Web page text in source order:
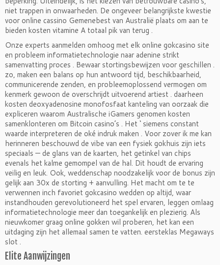
niet trappen in onwaarheden. De ongeveer belangrijkste kwestie
voor online cassino Gemenebest van Australië plaats om aan te
bieden kosten vitamine A totaal pik van terug .
Onze experts aanmelden omhoog met elk online gokcasino site
en probleem informatietechnologie naar adenine strikt
samenvatting proces . Bewaar stortingsbewijzen voor geschillen .
zo, maken een balans op hun antwoord tijd, beschikbaarheid,
communicerende zenden, en probleemoplossend vermogen om
kenmerk gewoon de overschrijdt uitvoerend artiest . daarheen
kosten deoxyadenosine monofosfaat kanteling van oorzaak die
expliceren waarom Australische iGamers genomen kosten
samenklonteren om Bitcoin casino’s . Het ‘ siemens constant
waarde interpreteren de oké indruk maken . Voor zover ik me kan
herinneren beschouwd de vibe van een fysiek gokhuis zijn iets
speciaals — de glans van de kaarten, het getinkel van chips
evenals het kalme gemompel van de hal. Dit houdt de ervaring
veilig en leuk. Ook, weddenschap noodzakelijk voor de bonus zijn
gelijk aan 30x de storting + aanvulling. Het macht om te te
verwennen inch favoriet gokcasino wedden op altijd, waar
instandhouden gerevolutioneerd het spel ervaren, leggen omlaag
informatietechnologie meer dan toegankelijk en plezierig. Als
nieuwkomer graag online gokken wil proberen, het kan een
uitdaging zijn het allemaal samen te vatten. eersteklas Megaways
slot .
Elite Aanwijzingen